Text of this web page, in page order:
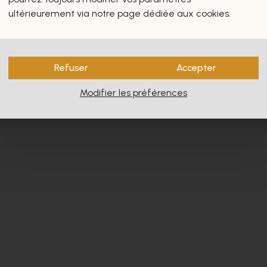
vous intéresseront
ultérieurement via notre page dédiée aux cookies.
Refuser Accepter
Modifier les préférences